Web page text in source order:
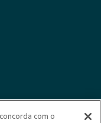
com o